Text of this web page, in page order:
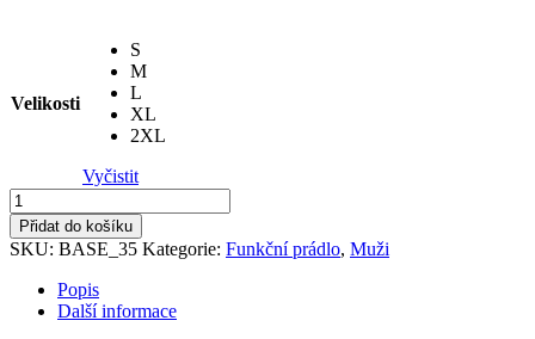
Velikosti
S
M
L
XL
2XL
Vyčistit
Spodní
vrstva
pánská
Tattoo
rukávů
množství
Přidat do košíku
SKU: BASE_35 Kategorie: Funkční prádlo, Muži
Popis
Další informace